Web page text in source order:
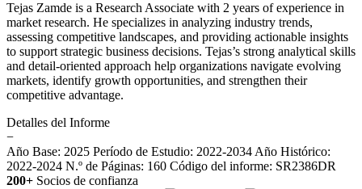
Tejas Zamde is a Research Associate with 2 years of experience in
market research. He specializes in analyzing industry trends,
assessing competitive landscapes, and providing actionable insights
to support strategic business decisions. Tejas’s strong analytical skills
and detail-oriented approach help organizations navigate evolving
markets, identify growth opportunities, and strengthen their
competitive advantage.
Detalles del Informe
−
Año Base: 2025 Período de Estudio: 2022-2034 Año Histórico:
2022-2024 N.º de Páginas: 160 Código del informe: SR2386DR
200+ Socios de confianza